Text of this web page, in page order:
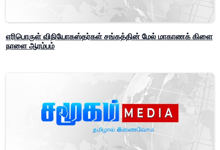
எரிபொருள் விநியோகஸ்தர்கள் சங்கத்தின் மேல் மாகாணக் கிளை
நாளை ஆரம்பம்